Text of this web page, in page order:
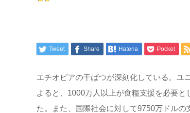
Tweet Share Hatena Pocket
エチオピアの干ばつが深刻化している。ユ
よると、1000万人以上が食糧支援を必要
た。また、国際社会に対して9750万ドルの